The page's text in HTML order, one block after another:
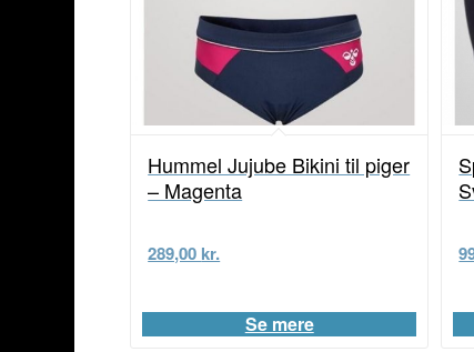
Hummel Jujube Bikini til piger
– Magenta
289,00 kr.
Se mere